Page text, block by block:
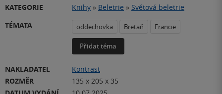
KATEGORIE Knihy » Beletrie » Světová beletrie
TÉMATA
oddechovka Bretaň Francie
Přidat téma
NAKLADATEL
Kontrast
ROZMĚR
135 x 205 x 35